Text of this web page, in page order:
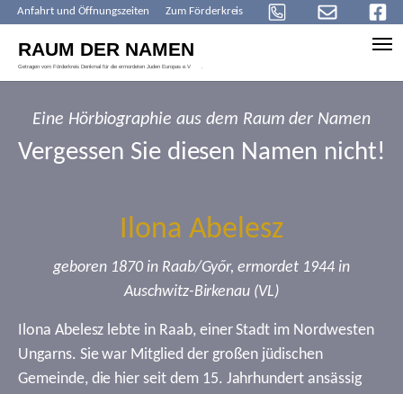
Anfahrt und Öffnungszeiten Zum Förderkreis
Eine Hörbiographie aus dem Raum der Namen
Vergessen Sie diesen Namen nicht!
Ilona Abelesz
geboren 1870 in Raab/Győr, ermordet 1944 in
Auschwitz-Birkenau (VL)
Ilona Abelesz lebte in Raab, einer Stadt im Nordwesten
Ungarns. Sie war Mitglied der großen jüdischen
Gemeinde, die hier seit dem 15. Jahrhundert ansässig